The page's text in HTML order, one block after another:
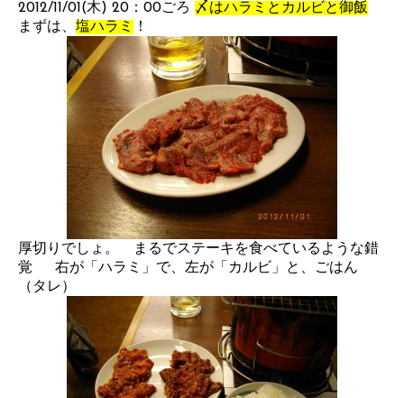
2012/11/01(木) 20：00ごろ 〆はハラミとカルビと御飯
まずは、 塩ハラミ ！
厚切りでしょ。 まるでステーキを食べているような錯
覚 右が「ハラミ」で、左が「カルビ」と、ごはん
（タレ）